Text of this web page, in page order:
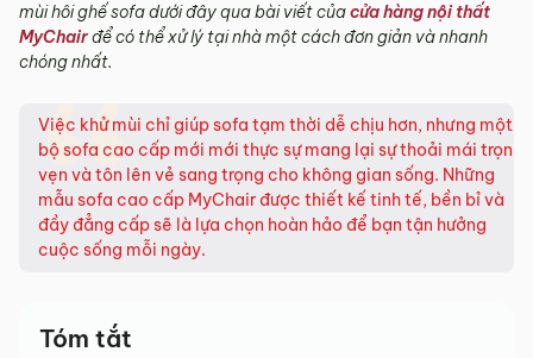
mùi hôi ghế sofa dưới đây qua bài viết củacửa hàng nội thất
MyChairđể có thể xử lý tại nhà một cách đơn giản và nhanh
chóng nhất.
Việc khử mùi chỉ giúp sofa tạm thời dễ chịu hơn, nhưng một
bộ sofa cao cấp mới mới thực sự mang lại sự thoải mái trọn
vẹn và tôn lên vẻ sang trọng cho không gian sống. Những
mẫu sofa cao cấp MyChair được thiết kế tinh tế, bền bỉ và
đầy đẳng cấp sẽ là lựa chọn hoàn hảo để bạn tận hưởng
cuộc sống mỗi ngày.
Tóm tắt